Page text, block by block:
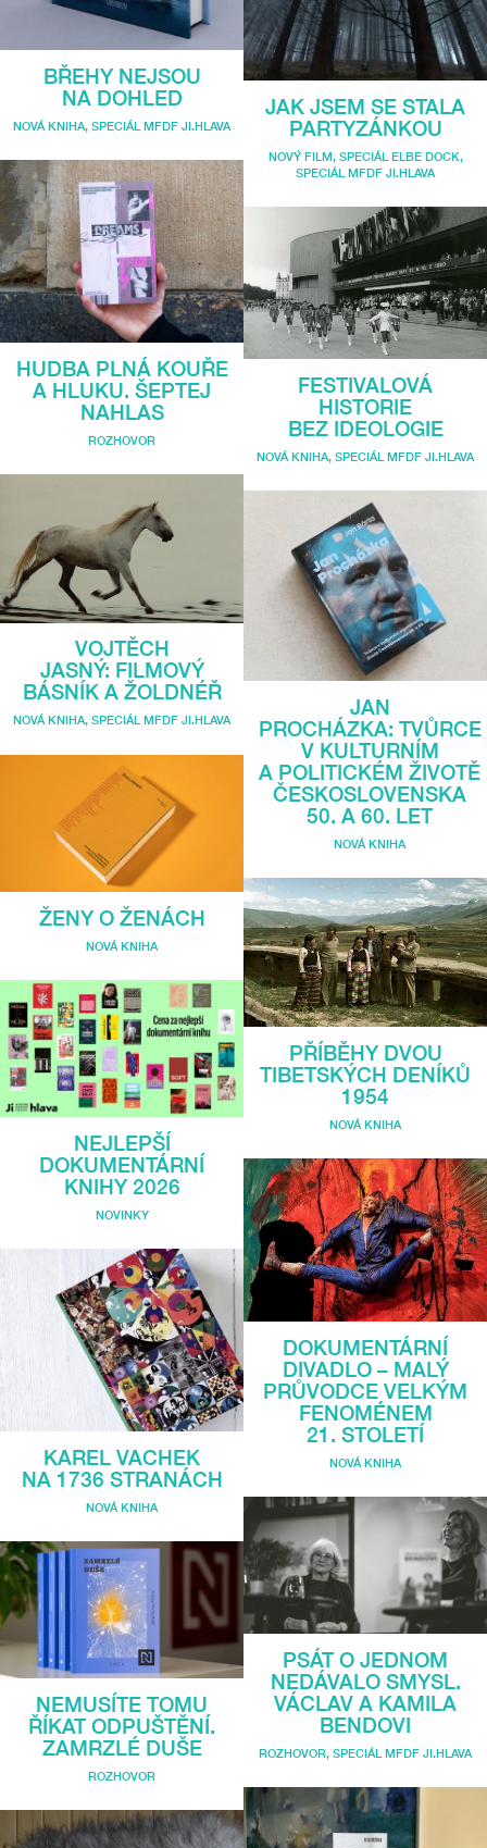
BŘEHY NEJSOU
NA DOHLED
NOVÁ KNIHA, SPECIÁL MFDF JI.HLAVA
HUDBA PLNÁ KOUŘE
A HLUKU. ŠEPTEJ
NAHLAS
ROZHOVOR
VOJTĚCH
JASNÝ: FILMOVÝ
BÁSNÍK A ŽOLDNÉŘ
NOVÁ KNIHA, SPECIÁL MFDF JI.HLAVA
ŽENY O ŽENÁCH
NOVÁ KNIHA
NEJLEPŠÍ
DOKUMENTÁRNÍ
KNIHY 2026
NOVINKY
KAREL VACHEK
NA 1736 STRANÁCH
NOVÁ KNIHA
NEMUSÍTE TOMU
ŘÍKAT ODPUŠTĚNÍ.
ZAMRZLÉ DUŠE
ROZHOVOR
JAK JSEM SE STALA
PARTYZÁNKOU
NOVÝ FILM, SPECIÁL ELBE DOCK,
SPECIÁL MFDF JI.HLAVA
FESTIVALOVÁ
HISTORIE
BEZ IDEOLOGIE
NOVÁ KNIHA, SPECIÁL MFDF JI.HLAVA
JAN
PROCHÁZKA: TVŮRCE
V KULTURNÍM
A POLITICKÉM ŽIVOTĚ
ČESKOSLOVENSKA
50. A 60. LET
NOVÁ KNIHA
PŘÍBĚHY DVOU
TIBETSKÝCH DENÍKŮ
1954
NOVÁ KNIHA
DOKUMENTÁRNÍ
DIVADLO – MALÝ
PRŮVODCE VELKÝM
FENOMÉNEM
21. STOLETÍ
NOVÁ KNIHA
PSÁT O JEDNOM
NEDÁVALO SMYSL.
VÁCLAV A KAMILA
BENDOVI
ROZHOVOR, SPECIÁL MFDF JI.HLAVA